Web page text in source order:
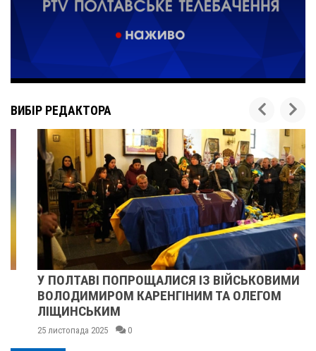
ВИБІР РЕДАКТОРА
У ПОЛТАВІ ПОПРОЩАЛИСЯ ІЗ ВІЙСЬКОВИМИ
ВОЛОДИМИРОМ КАРЕНГІНИМ ТА ОЛЕГОМ
ЛІЩИНСЬКИМ
25 листопада 2025 0